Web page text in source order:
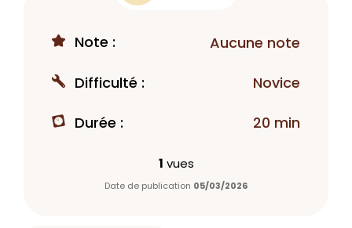
Note : Aucune note
Difficulté : Novice
Durée : 20 min
1 vues
Date de publication 05/03/2026